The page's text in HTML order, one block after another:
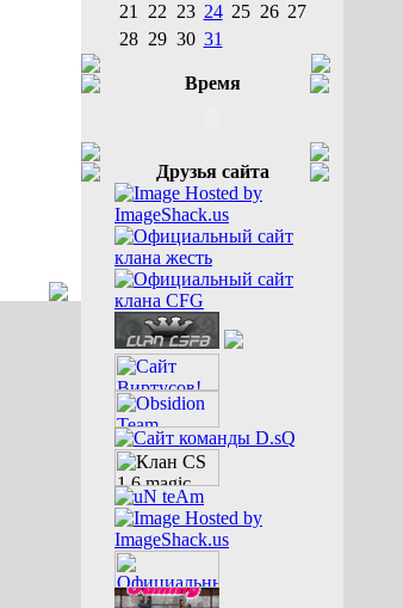
21
22 23 24 25 26 27
28 29 30 31
Время
Друзья сайта